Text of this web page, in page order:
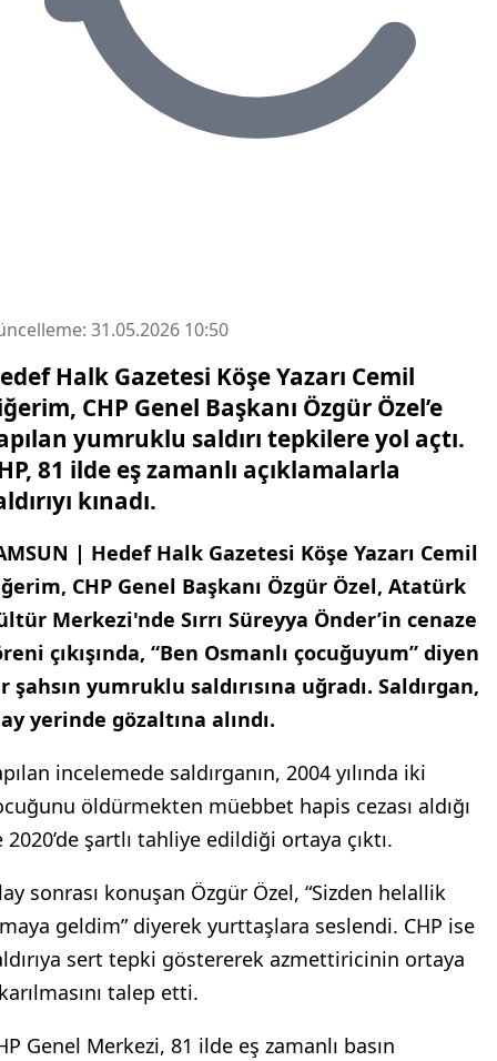
31.05.2026 10:50
Halk Gazetesi Köşe Yazarı Cemil
CHP Genel Başkanı Özgür Özel’e
yumruklu saldırı tepkilere yol açtı.
81 ilde eş zamanlı açıklamalarla
kınadı.
| Hedef Halk Gazetesi Köşe Yazarı Cemil
CHP Genel Başkanı Özgür Özel, Atatürk
Merkezi'nde Sırrı Süreyya Önder’in cenaze
çıkışında, “Ben Osmanlı çocuğuyum” diyen
şahsın yumruklu saldırısına uğradı. Saldırgan,
yerinde gözaltına alındı.
incelemede saldırganın, 2004 yılında iki
öldürmekten müebbet hapis cezası aldığı
2020’de şartlı tahliye edildiği ortaya çıktı.
sonrası konuşan Özgür Özel, “Sizden helallik
geldim” diyerek yurttaşlara seslendi. CHP ise
sert tepki göstererek azmettiricinin ortaya
talep etti.
Genel Merkezi, 81 ilde eş zamanlı basın